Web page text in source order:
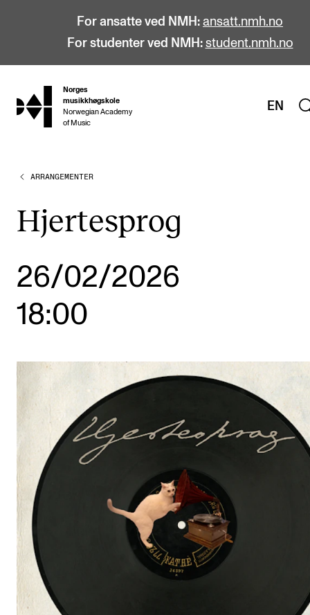
For ansatte ved NMH: ansatt.nmh.no
For studenter ved NMH: student.nmh.no
hjem
Norges
musikkhøgskole
Norwegian Academy
of Music
EN
STUDIER
Bachelor
Doktorgrad
Årsstudium og videreutdanning
STUDENTLIV
Søknad og opptak
Biblioteket
Fagmiljøer
Salane våre
Studentutvalet SUT (student.nmh.no)
FORSKNING
CERM
ARRANGEMENTER
Hjertesprog
26/02/2026
18:00